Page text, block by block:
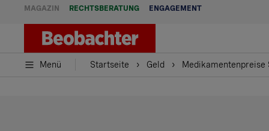
MAGAZIN RECHTSBERATUNG ENGAGEMENT
Menü Startseite Geld